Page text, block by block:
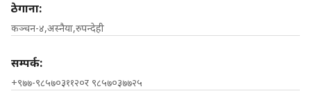
ठेगाना:
कञ्चन-४,अस्नैया,रुपन्देही
सम्पर्क:
+९७७-९८५७०३११२०र ९८५७०३७७२५